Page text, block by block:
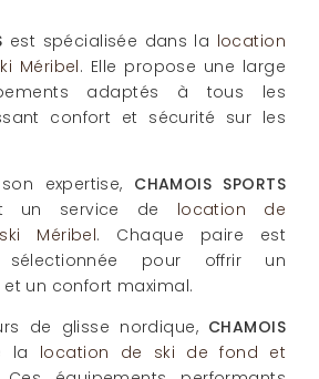
est spécialisée dans la location
Méribel. Elle propose une large
adaptés à tous les
confort et sécurité sur les
expertise, CHAMOIS SPORTS
un service de location de
Méribel. Chaque paire est
sélectionnée pour offrir un
un confort maximal.
de glisse nordique, CHAMOIS
la location de ski de fond et